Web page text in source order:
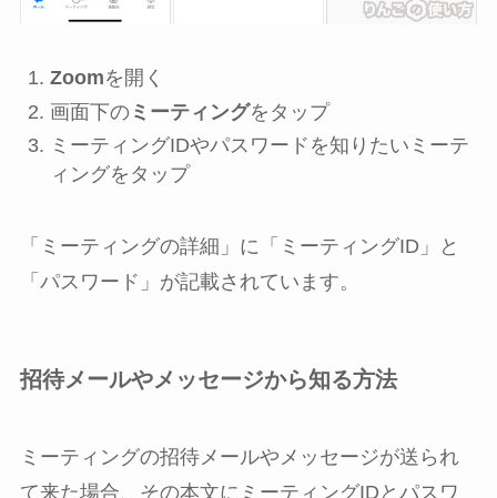
Zoomを開く
画面下のミーティングをタップ
ミーティングIDやパスワードを知りたいミーテ
ィングをタップ
「ミーティングの詳細」に「ミーティングID」と
「パスワード」が記載されています。
招待メールやメッセージから知る方法
ミーティングの招待メールやメッセージが送られ
て来た場合、その本文にミーティングIDとパスワ